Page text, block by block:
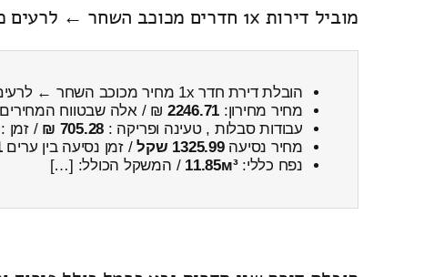
מוביל דירות 1x חדרים מכוכב השחר ← לרעים כולל פירוק והרכבה
הובלת דירת חדר 1x מחיר מכוכב השחר ← לרעים
מחיר מחירון: 2246.71 ₪ / אלה שבטווח
עבודות סבלות , טעינה ופריקה : 705.28 ₪ / זמן :
מחיר נסיעה1325.99 שקל / זמן נסיעה בין ערים1
נפח כללי:11.85м³ / המשקל הכולל: […]